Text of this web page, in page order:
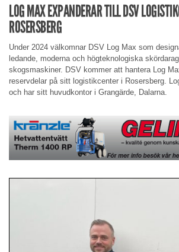
LOG MAX EXPANDERAR TILL DSV
ROSERSBERG
Under 2024 välkomnar DSV Log Max som
ledande, moderna och högteknologiska
skogsmaskiner. DSV kommer att hantera Log
reservdelar på sitt logistikcenter i Rosersberg.
och har sitt huvudkontor i Grangärde, Dalarna.